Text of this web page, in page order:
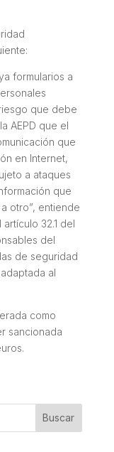
formularios a
que debe
AEPD que el
que
en Internet,
a ataques
que
otro”, entiende
32.1 del
del
de seguridad
al
como
sancionada
Buscar